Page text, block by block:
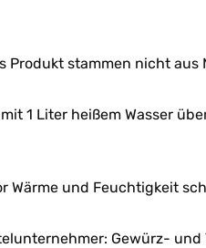
Produkt stammen nicht aus
1 Liter heißem Wasser
Wärme und Feuchtigkeit
Gewürz- und